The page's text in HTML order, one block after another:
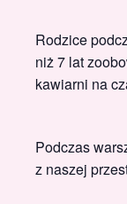
Rodzice
niż 7 lat
kawiarni na
Podczas
z naszej